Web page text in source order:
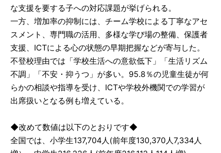
な支援を要する子への対応課題が挙げられる。
一方、増加率の抑制には、チーム学校による丁寧なアセ
スメント、専門職の活用、多様な学び場の整備、保護者
支援、ICTによる心の状態の早期把握などが寄与した。
不登校理由では「学校生活への意欲低下」「生活リズム
不調」「不安・抑うつ」が多い。95.8％の児童生徒が何
らかの相談や指導を受け、ICTや学校外機関での学習が
出席扱いとなる例も増えている。
◆改めて数値は以下のとおりです◆
全国では、小学生137,704人(前年度130,370人7,334人